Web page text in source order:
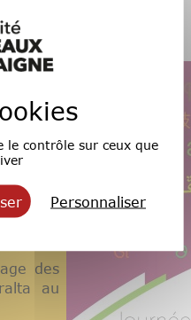
la
des
au
le contrôle sur ceux que
Personnaliser